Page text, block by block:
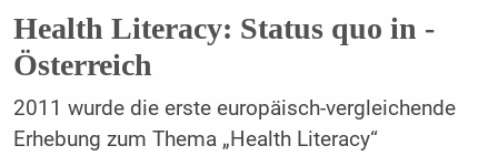
Health Literacy: Status quo in ­
Österreich
2011 wurde die erste europäisch-vergleichende
Erhebung zum Thema „Health Literacy“